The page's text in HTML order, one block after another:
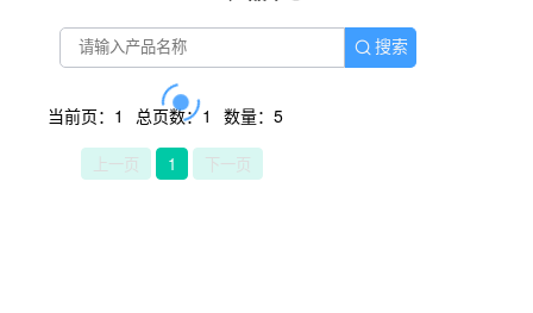
搜索
当前页：1 总页数：1 数量：5
上一页 1 下一页